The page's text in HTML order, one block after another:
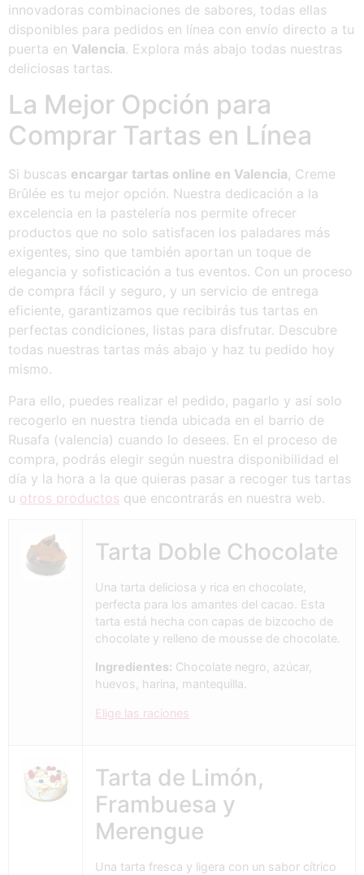
innovadoras combinaciones de sabores, todas ellas
disponibles para pedidos en línea con envío directo a tu
puerta en Valencia. Explora más abajo todas nuestras
deliciosas tartas.
La Mejor Opción para
Comprar Tartas en Línea
Si buscas encargar tartas online en Valencia, Creme
Brûlée es tu mejor opción. Nuestra dedicación a la
excelencia en la pastelería nos permite ofrecer
productos que no solo satisfacen los paladares más
exigentes, sino que también aportan un toque de
elegancia y sofisticación a tus eventos. Con un proceso
de compra fácil y seguro, y un servicio de entrega
eficiente, garantizamos que recibirás tus tartas en
perfectas condiciones, listas para disfrutar. Descubre
todas nuestras tartas más abajo y haz tu pedido hoy
mismo.
Para ello, puedes realizar el pedido, pagarlo y así solo
recogerlo en nuestra tienda ubicada en el barrio de
Rusafa (valencia) cuando lo desees. En el proceso de
compra, podrás elegir según nuestra disponibilidad el
día y la hora a la que quieras pasar a recoger tus tartas
u otros productos que encontrarás en nuestra web.
Tarta Doble Chocolate
Una tarta deliciosa y rica en chocolate,
perfecta para los amantes del cacao. Esta
tarta está hecha con capas de bizcocho de
chocolate y relleno de mousse de chocolate.
Ingredientes: Chocolate negro, azúcar,
huevos, harina, mantequilla.
Elige las raciones
Tarta de Limón,
Frambuesa y
Merengue
Una tarta fresca y ligera con un sabor cítrico